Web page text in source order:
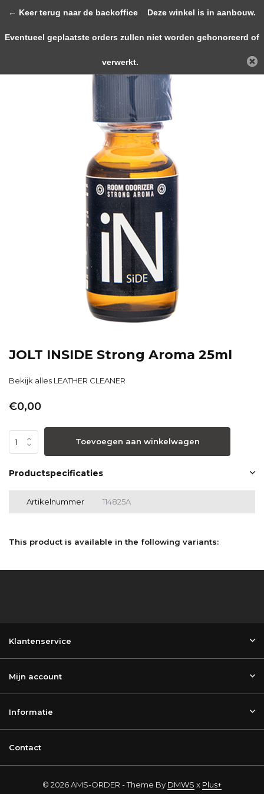
Home
JOLT INSIDE Strong Aroma 25ml
Bekijk alles LEATHER CLEANER
€0,00
Toevoegen aan winkelwagen
Productspecificaties
Artikelnummer 114825A
This product is available in the following variants:
Klantenservice
Mijn account
Informatie
Contact
© 2026 AMS-ORDER - Theme By DMWS x Plus+
← Keer terug naar de backoffice Deze winkel is in aanbouw.
Eventueel geplaatste orders zullen niet worden gehonoreerd of
verwerkt.